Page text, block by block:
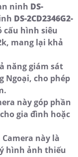
ninh DS-
DS-2CD2346G2-
cấu hình siêu
mang lại khả
năng giám sát
Ngoại, cho phép
này góp phần
gia đình hoặc
này là
hình ảnh thiếu